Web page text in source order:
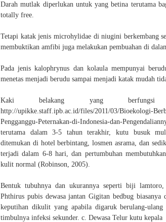
Darah mutlak diperlukan untuk yang betina terutama
totally free.
Tetapi katak jenis microhylidae di niugini berkembang
membuktikan amfibi juga melakukan pembuahan di
Pada jenis kalophrynus dan kolaula mempunyai
menetas menjadi berudu sampai menjadi katak mudah
Kaki belakang yang berfungsi
http://upikke.staff.ipb.ac.id/files/2011/03/Bioekologi-
Pengganggu-Peternakan-di-Indonesia-dan-
terutama dalam 3-5 tahun terakhir, kutu busuk
ditemukan di hotel berbintang, losmen asrama, dan
terjadi dalam 6-8 hari, dan pertumbuhan
kulit normal (Robinson, 2005).
Bentuk tubuhnya dan ukurannya seperti biji
Phthirus pubis dewasa jantan Gigitan bedbug biasanya
keputihan dikulit yang apabila digaruk berulang-ulang
timbulnya infeksi sekunder. c. Dewasa Telur kutu kepala